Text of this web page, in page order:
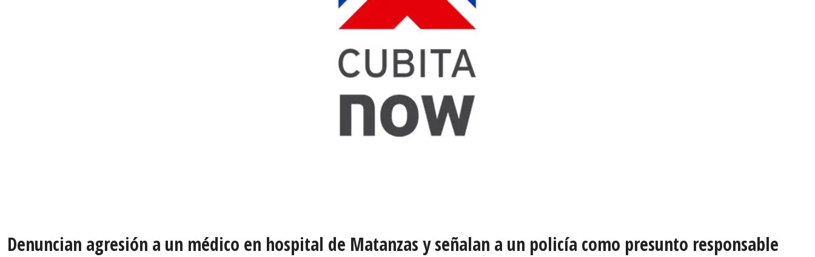
Denuncian agresión a un médico en hospital de Matanzas y señalan a un policía como presunto responsable